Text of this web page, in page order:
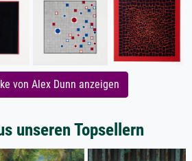
von Alex Dunn anzeigen
unseren Topsellern